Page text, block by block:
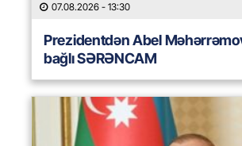
07.08.2026 - 13:30
Prezidentdən Abel
bağlı SƏRƏNCAM